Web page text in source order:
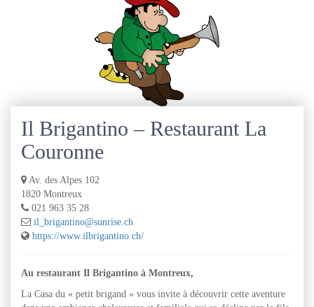
Il Brigantino – Restaurant La
Couronne
Av. des Alpes 102
1820 Montreux
021 963 35 28
il_brigantino@sunrise.ch
https://www.ilbrigantino.ch/
Au restaurant Il Brigantino à Montreux,
La Casa du « petit brigand » vous invite à découvrir cette aventure